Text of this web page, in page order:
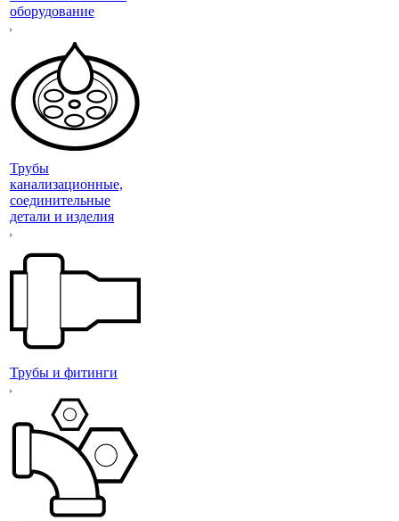
оборудование
Трубы
канализационные,
соединительные
детали и изделия
Трубы и фитинги